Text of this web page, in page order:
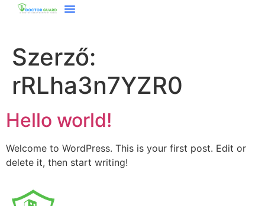
Szerző:
rRLha3n7YZR0
Hello world!
Welcome to WordPress. This is your first post. Edit or
delete it, then start writing!